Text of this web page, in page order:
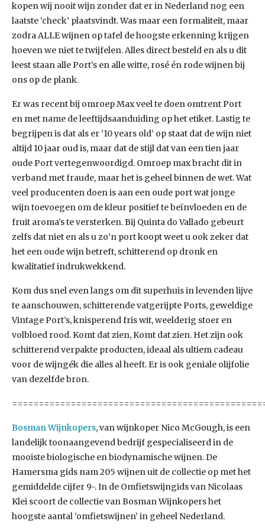
kopen wij nooit wijn zonder dat er in Nederland nog een
laatste ‘check’ plaatsvindt. Was maar een formaliteit, maar
zodra ALLE wijnen op tafel de hoogste erkenning krijgen
hoeven we niet te twijfelen. Alles direct besteld en als u dit
leest staan alle Port’s en alle witte, rosé én rode wijnen bij
ons op de plank.
Er was recent bij omroep Max veel te doen omtrent Port
en met name de leeftijdsaanduiding op het etiket. Lastig te
begrijpen is dat als er ’10 years old’ op staat dat de wijn niet
altijd 10 jaar oud is, maar dat de stijl dat van een tien jaar
oude Port vertegenwoordigd. Omroep max bracht dit in
verband met fraude, maar het is geheel binnen de wet. Wat
veel producenten doen is aan een oude port wat jonge
wijn toevoegen om de kleur positief te beïnvloeden en de
fruit aroma’s te versterken. Bij Quinta do Vallado gebeurt
zelfs dat niet en als u zo’n port koopt weet u ook zeker dat
het een oude wijn betreft, schitterend op dronk en
kwalitatief indrukwekkend.
Kom dus snel even langs om dit superhuis in levenden lijve
te aanschouwen, schitterende vatgerijpte Ports, geweldige
Vintage Port’s, knisperend fris wit, weelderig stoer en
volbloed rood. Komt dat zien, Komt dat zien. Het zijn ook
schitterend verpakte producten, ideaal als ultiem cadeau
voor de wijngék die alles al heeft. Er is ook geniale olijfolie
van dezelfde bron.
Bosman Wijnkopers, van wijnkoper Nico McGough, is een
landelijk toonaangevend bedrijf gespecialiseerd in de
mooiste biologische en biodynamische wijnen. De
Hamersma gids nam 205 wijnen uit de collectie op met het
gemiddelde cijfer 9-. In de Omfietswijngids van Nicolaas
Klei scoort de collectie van Bosman Wijnkopers het
hoogste aantal ‘omfietswijnen’ in geheel Nederland.